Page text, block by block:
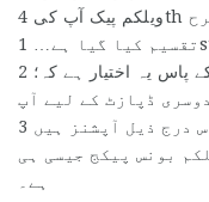
ویلکم پیک آپ کی 4th ڈپازٹ تک دیا جاتا ہے اور اسے اس طرح
تقسیم کیا گیا ہے… 1st ڈپازٹ: 100% تک بونس + 30 فری
اسپنز اس آفر کے ساتھ، آپ کے پاس یہ اختیار ہے کہ؛ 2nd ڈپازٹ:
اپنی دوسری ڈپازٹ کے لیے آپ
کے پاس درج ذیل آپشنز ہیں 3rd ڈپازٹ: 75% تک بونس + 30
بونس پیکج جیسی ہی
ہے۔